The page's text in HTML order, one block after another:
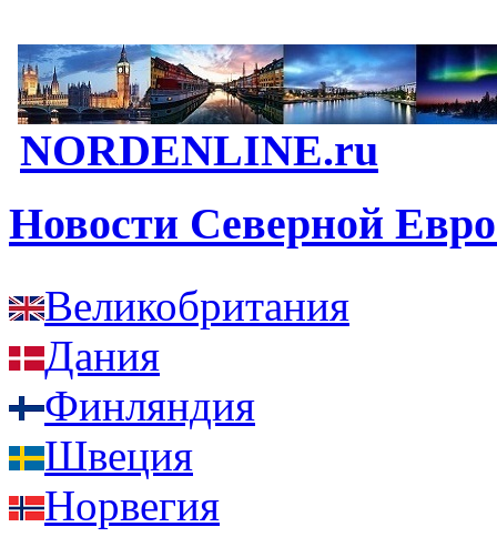
NORDENLINE.ru
Новости Северной
Великобритания
Дания
Финляндия
Швеция
Норвегия